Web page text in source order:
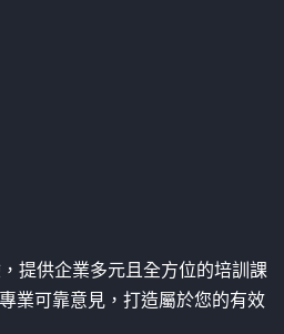
提供企業多元且全方位的培訓課
業可靠意見，打造屬於您的有效